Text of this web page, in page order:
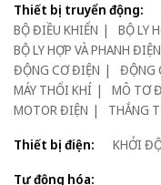
Thiết bị truyển động:
BỘ ĐIỀU KHIỂN
BỘ LY
BỘ LY HỢP VÀ PHANH
ĐỘNG CƠ ĐIỆN
ĐỘNG
MÁY THỔI KHÍ
MÔ TƠ
MOTOR ĐIỆN
THẮNG
Thiết bị điện:
KHỞI
Tự động hóa: